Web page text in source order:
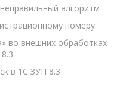
алгоритм
номеру
во внешних обработках
в 1С ЗУП 8.3